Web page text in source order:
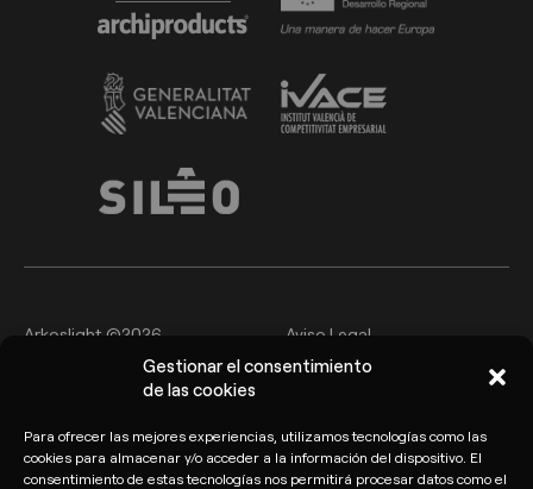
Gestionar el consentimiento
de las cookies
Para ofrecer las mejores experiencias, utilizamos tecnologías como las
cookies para almacenar y/o acceder a la información del dispositivo. El
consentimiento de estas tecnologías nos permitirá procesar datos como el
Arkoslight ©2026 Aviso Legal
Política de privacidad y
protección de datos
Canal del Informante